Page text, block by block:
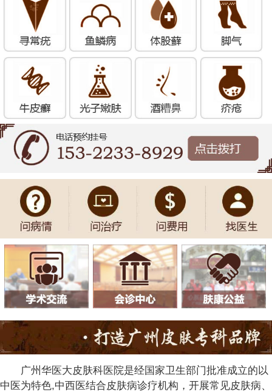
广州华医大皮肤科医院是经国家卫生部门批准成立的以
中医为特色,中西医结合皮肤病诊疗机构，开展常见皮肤病、